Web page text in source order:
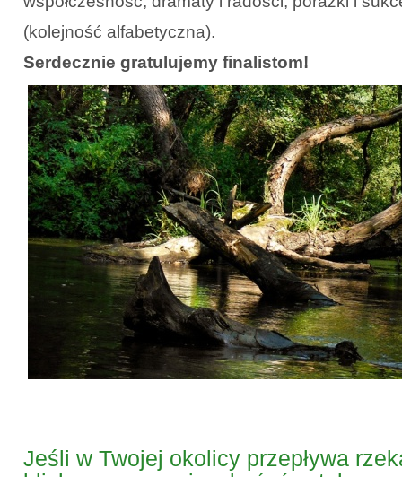
(kolejność alfabetyczna).
Serdecznie gratulujemy finalistom!
Jeśli w Twojej okolicy przepływa